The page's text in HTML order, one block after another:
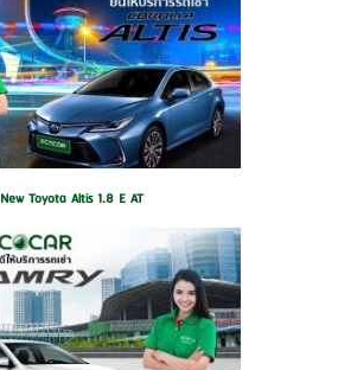
New Toyota Altis 1.8 E AT